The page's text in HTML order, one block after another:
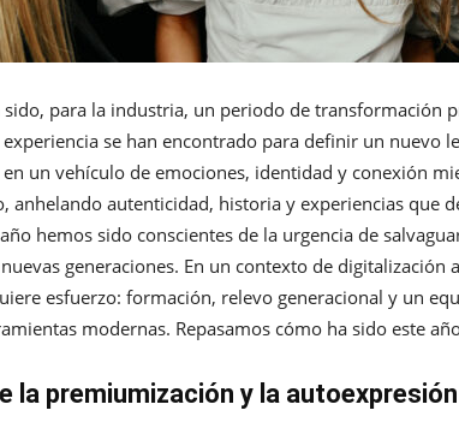
sido, para la industria, un periodo de transformación
se han encontrado para definir un nuevo
un vehículo de emociones, identidad y conexión
anhelando autenticidad, historia y experiencias que
hemos sido conscientes de la urgencia de
generaciones. En un contexto de digitalización
esfuerzo: formación, relevo generacional y un
modernas. Repasamos cómo ha sido este
la premiumización y la autoexpresión